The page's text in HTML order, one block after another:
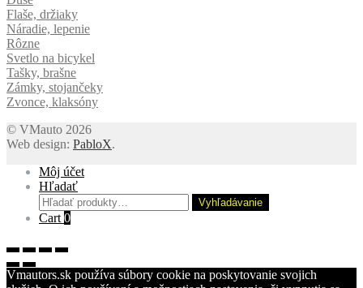
Flaše, držiaky
Náradie, lepenie
Rôzne
Svetlo na bicykel
Tašky, brašne
Zámky, stojančeky
Zvonce, klaksóny
© VMauto 2026
Web design: PabloX.
Môj účet
Hľadať
Hľadať:
Vyhľadávanie
Cart 0
Vmautors.sk používa súbory cookie na poskytovanie svojich